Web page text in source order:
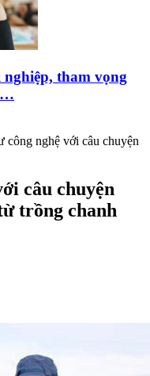
tham vọng
công nghệ với câu chuyện
câu chuyện
trồng chanh